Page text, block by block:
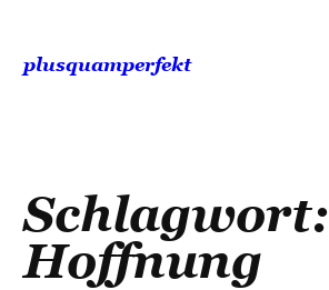
Inhalt
springen
plusquamperfekt
Schlagwort:
Hoffnung